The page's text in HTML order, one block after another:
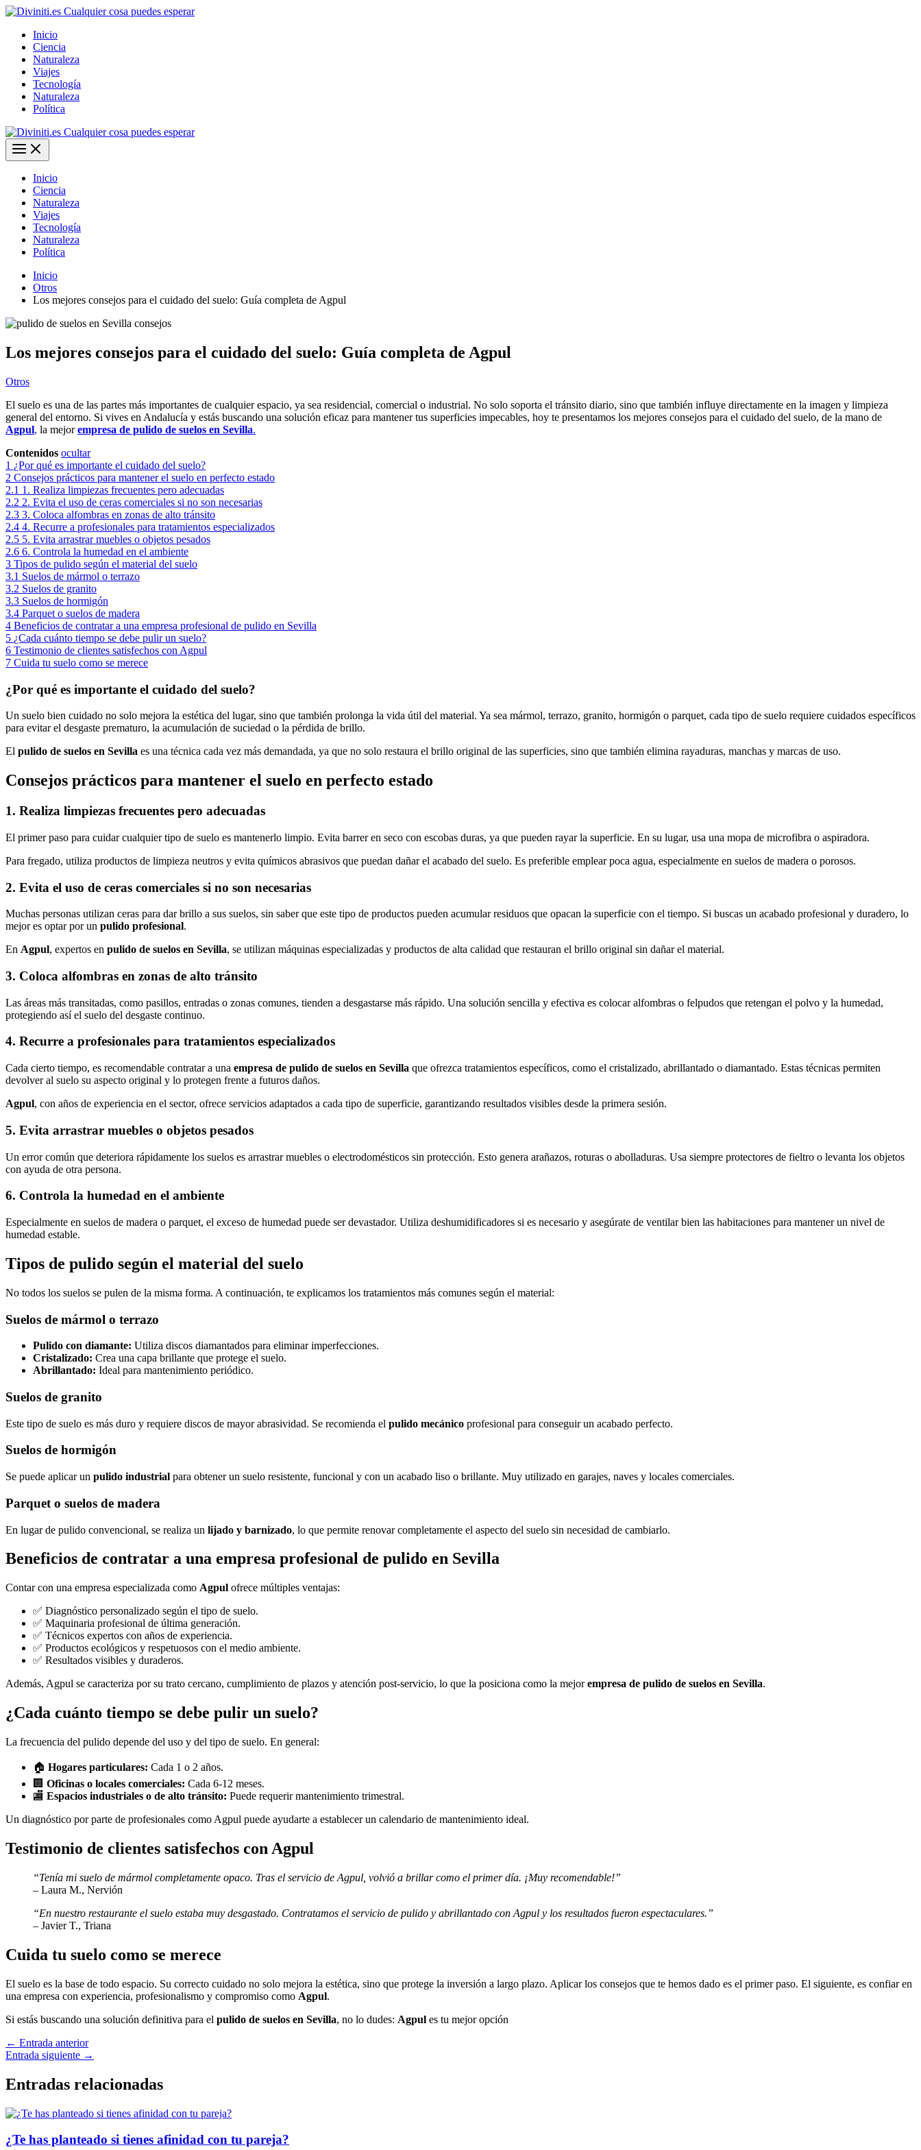
Ir
contenido
Inicio
Ciencia
Naturaleza
Viajes
Tecnología
Naturaleza
Política
Inicio
Ciencia
Naturaleza
Viajes
Tecnología
Naturaleza
Política
Inicio
Otros
Los mejores consejos para el cuidado del suelo: Guía completa de Agpul
Los mejores consejos para el cuidado del suelo: Guía completa de Agpul
Otros
El suelo es una de las partes más importantes de cualquier espacio, ya sea residencial, comercial o industrial. No solo soporta el tránsito diario, sino que también influye directamente en la imagen y limpieza
general del entorno. Si vives en Andalucía y estás buscando una solución eficaz para mantener tus superficies impecables, hoy te presentamos los mejores consejos para el cuidado del suelo, de la mano de
Agpul, la mejorempresa de pulido de suelos en Sevilla.
Contenidos ocultar
1 ¿Por qué es importante el cuidado del suelo?
2 Consejos prácticos para mantener el suelo en perfecto estado
2.1 1. Realiza limpiezas frecuentes pero adecuadas
2.2 2. Evita el uso de ceras comerciales si no son necesarias
2.3 3. Coloca alfombras en zonas de alto tránsito
2.4 4. Recurre a profesionales para tratamientos especializados
2.5 5. Evita arrastrar muebles o objetos pesados
2.6 6. Controla la humedad en el ambiente
3 Tipos de pulido según el material del suelo
3.1 Suelos de mármol o terrazo
3.2 Suelos de granito
3.3 Suelos de hormigón
3.4 Parquet o suelos de madera
4 Beneficios de contratar a una empresa profesional de pulido en Sevilla
5 ¿Cada cuánto tiempo se debe pulir un suelo?
6 Testimonio de clientes satisfechos con Agpul
7 Cuida tu suelo como se merece
¿Por qué es importante el cuidado del suelo?
Un suelo bien cuidado no solo mejora la estética del lugar, sino que también prolonga la vida útil del material. Ya sea mármol, terrazo, granito, hormigón o parquet, cada tipo de suelo requiere cuidados específicos
para evitar el desgaste prematuro, la acumulación de suciedad o la pérdida de brillo.
El pulido de suelos en Sevilla es una técnica cada vez más demandada, ya que no solo restaura el brillo original de las superficies, sino que también elimina rayaduras, manchas y marcas de uso.
Consejos prácticos para mantener el suelo en perfecto estado
1. Realiza limpiezas frecuentes pero adecuadas
El primer paso para cuidar cualquier tipo de suelo es mantenerlo limpio. Evita barrer en seco con escobas duras, ya que pueden rayar la superficie. En su lugar, usa una mopa de microfibra o aspiradora.
Para fregado, utiliza productos de limpieza neutros y evita químicos abrasivos que puedan dañar el acabado del suelo. Es preferible emplear poca agua, especialmente en suelos de madera o porosos.
2. Evita el uso de ceras comerciales si no son necesarias
Muchas personas utilizan ceras para dar brillo a sus suelos, sin saber que este tipo de productos pueden acumular residuos que opacan la superficie con el tiempo. Si buscas un acabado profesional y duradero, lo
mejor es optar por un pulido profesional.
En Agpul, expertos en pulido de suelos en Sevilla, se utilizan máquinas especializadas y productos de alta calidad que restauran el brillo original sin dañar el material.
3. Coloca alfombras en zonas de alto tránsito
Las áreas más transitadas, como pasillos, entradas o zonas comunes, tienden a desgastarse más rápido. Una solución sencilla y efectiva es colocar alfombras o felpudos que retengan el polvo y la humedad,
protegiendo así el suelo del desgaste continuo.
4. Recurre a profesionales para tratamientos especializados
Cada cierto tiempo, es recomendable contratar a una empresa de pulido de suelos en Sevilla que ofrezca tratamientos específicos, como el cristalizado, abrillantado o diamantado. Estas técnicas permiten
devolver al suelo su aspecto original y lo protegen frente a futuros daños.
Agpul, con años de experiencia en el sector, ofrece servicios adaptados a cada tipo de superficie, garantizando resultados visibles desde la primera sesión.
5. Evita arrastrar muebles o objetos pesados
Un error común que deteriora rápidamente los suelos es arrastrar muebles o electrodomésticos sin protección. Esto genera arañazos, roturas o abolladuras. Usa siempre protectores de fieltro o levanta los objetos
con ayuda de otra persona.
6. Controla la humedad en el ambiente
Especialmente en suelos de madera o parquet, el exceso de humedad puede ser devastador. Utiliza deshumidificadores si es necesario y asegúrate de ventilar bien las habitaciones para mantener un nivel de
humedad estable.
Tipos de pulido según el material del suelo
No todos los suelos se pulen de la misma forma. A continuación, te explicamos los tratamientos más comunes según el material:
Suelos de mármol o terrazo
Pulido con diamante: Utiliza discos diamantados para eliminar imperfecciones.
Cristalizado: Crea una capa brillante que protege el suelo.
Abrillantado: Ideal para mantenimiento periódico.
Suelos de granito
Este tipo de suelo es más duro y requiere discos de mayor abrasividad. Se recomienda el pulido mecánico profesional para conseguir un acabado perfecto.
Suelos de hormigón
Se puede aplicar un pulido industrial para obtener un suelo resistente, funcional y con un acabado liso o brillante. Muy utilizado en garajes, naves y locales comerciales.
Parquet o suelos de madera
En lugar de pulido convencional, se realiza un lijado y barnizado, lo que permite renovar completamente el aspecto del suelo sin necesidad de cambiarlo.
Beneficios de contratar a una empresa profesional de pulido en Sevilla
Contar con una empresa especializada como Agpul ofrece múltiples ventajas:
✅ Diagnóstico personalizado según el tipo de suelo.
✅ Maquinaria profesional de última generación.
✅ Técnicos expertos con años de experiencia.
✅ Productos ecológicos y respetuosos con el medio ambiente.
✅ Resultados visibles y duraderos.
Además, Agpul se caracteriza por su trato cercano, cumplimiento de plazos y atención post-servicio, lo que la posiciona como la mejorempresa de pulido de suelos en Sevilla.
¿Cada cuánto tiempo se debe pulir un suelo?
La frecuencia del pulido depende del uso y del tipo de suelo. En general:
🏠 Hogares particulares: Cada 1 o 2 años.
🏢 Oficinas o locales comerciales: Cada 6-12 meses.
🏬 Espacios industriales o de alto tránsito: Puede requerir mantenimiento trimestral.
Un diagnóstico por parte de profesionales como Agpul puede ayudarte a establecer un calendario de mantenimiento ideal.
Testimonio de clientes satisfechos con Agpul
“Tenía mi suelo de mármol completamente opaco. Tras el servicio de Agpul, volvió a brillar como el primer día. ¡Muy recomendable!”
– Laura M., Nervión
“En nuestro restaurante el suelo estaba muy desgastado. Contratamos el servicio de pulido y abrillantado con Agpul y los resultados fueron espectaculares.”
– Javier T., Triana
Cuida tu suelo como se merece
El suelo es la base de todo espacio. Su correcto cuidado no solo mejora la estética, sino que protege la inversión a largo plazo. Aplicar los consejos que te hemos dado es el primer paso. El siguiente, es confiar en
una empresa con experiencia, profesionalismo y compromiso como Agpul.
Si estás buscando una solución definitiva para el pulido de suelos en Sevilla, no lo dudes: Agpul es tu mejor opción
← Entrada anterior
Entrada siguiente →
Entradas relacionadas
¿Te has planteado si tienes afinidad con tu pareja?